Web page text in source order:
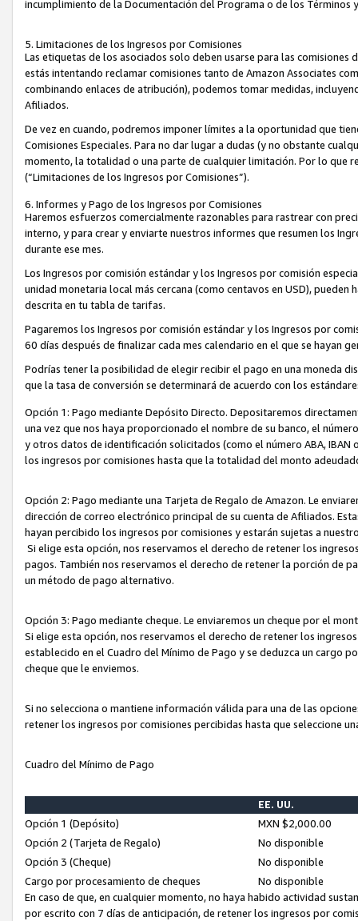
incumplimiento de la Documentación del Programa o de los Términos
5. Limitaciones de los Ingresos por Comisiones
Las etiquetas de los asociados solo deben usarse para las
estás intentando reclamar comisiones tanto de Amazon Associates
combinando enlaces de atribución), podemos tomar medidas,
Afiliados.
De vez en cuando, podremos imponer límites a la oportunidad que
Comisiones Especiales. Para no dar lugar a dudas (y no obstante
momento, la totalidad o una parte de cualquier limitación. Por lo que
(“Limitaciones de los Ingresos por Comisiones”).
6. Informes y Pago de los Ingresos por Comisiones
Haremos esfuerzos comercialmente razonables para rastrear con
interno, y para crear y enviarte nuestros informes que resumen los
durante ese mes.
Los Ingresos por comisión estándar y los Ingresos por comisión
unidad monetaria local más cercana (como centavos en USD),
descrita en tu tabla de tarifas.
Pagaremos los Ingresos por comisión estándar y los Ingresos por
60 días después de finalizar cada mes calendario en el que se hayan
Podrías tener la posibilidad de elegir recibir el pago en una moneda
que la tasa de conversión se determinará de acuerdo con los
Opción 1: Pago mediante Depósito Directo. Depositaremos
una vez que nos haya proporcionado el nombre de su banco, el
y otros datos de identificación solicitados (como el número ABA,
los ingresos por comisiones hasta que la totalidad del monto
Opción 2: Pago mediante una Tarjeta de Regalo de Amazon. Le
dirección de correo electrónico principal de su cuenta de Afiliados.
hayan percibido los ingresos por comisiones y estarán sujetas a
Si elige esta opción, nos reservamos el derecho de retener los
pagos. También nos reservamos el derecho de retener la porción de
un método de pago alternativo.
Opción 3: Pago mediante cheque. Le enviaremos un cheque por el
Si elige esta opción, nos reservamos el derecho de retener los
establecido en el Cuadro del Mínimo de Pago y se deduzca un cargo
cheque que le enviemos.
Si no selecciona o mantiene información válida para una de las
retener los ingresos por comisiones percibidas hasta que seleccione
Cuadro del Mínimo de Pago
EE. UU.
Opción 1 (Depósito)
MXN $2,000.00
Opción 2 (Tarjeta de Regalo)
No disponible
Opción 3 (Cheque)
No disponible
Cargo por procesamiento de cheques
No disponible
En caso de que, en cualquier momento, no haya habido actividad
por escrito con 7 días de anticipación, de retener los ingresos por